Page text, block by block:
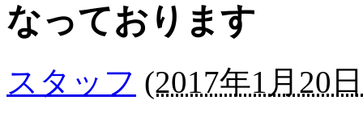
なっております
スタッフ (2017年1月20